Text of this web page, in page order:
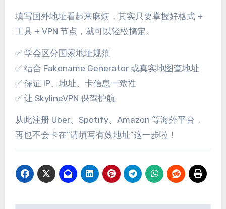
填写国外地址看起来麻烦，其实只要掌握好格式 +
工具 + VPN 节点，就可以轻松搞定。
✅ 学会区分国家地址规范
✅ 结合 Fakename Generator 或真实地图查地址
✅ 保证 IP、地址、卡信息一致性
✅ 让 SkylineVPN 保驾护航
从此注册 Uber、Spotify、Amazon 等海外平台，
再也不会卡在“请填写有效地址”这一步啦！